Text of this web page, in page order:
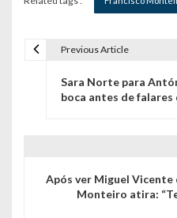
Previous Article
Sara Norte para
boca antes de falares
Após ver Miguel Vicente
Monteiro atira: